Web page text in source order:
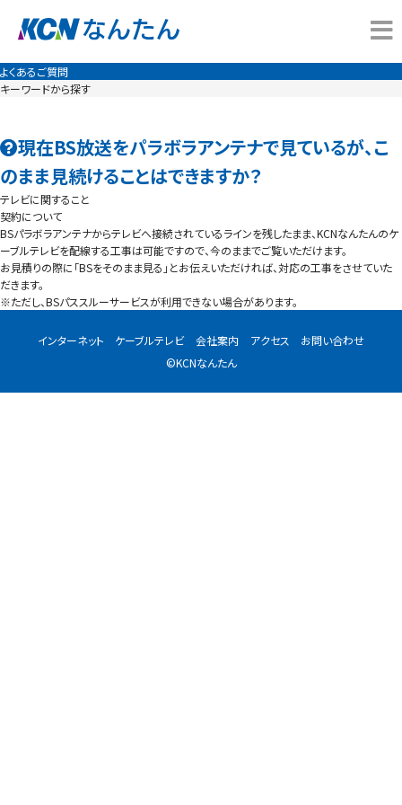
よくあるご質問
キーワードから探す
現在BS放送をパラボラアンテナで見ているが、こ
のまま見続けることはできますか？
テレビに関すること
契約について
BSパラボラアンテナからテレビへ接続されているラインを残したまま、KCNなんたんのケ
ーブルテレビを配線する工事は可能ですので、今のままでご覧いただけます。
お見積りの際に「BSをそのまま見る」とお伝えいただければ、対応の工事をさせていた
だきます。
※ただし、BSパススルーサービスが利用できない場合があります。
インターネット ケーブルテレビ 会社案内 アクセス
お問い合わせ
©KCNなんたん